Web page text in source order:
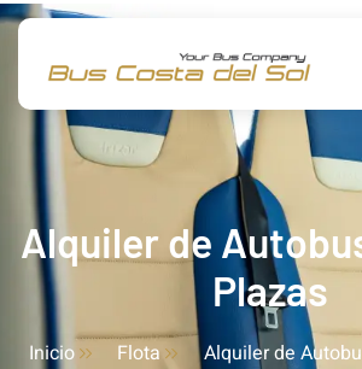
Alquiler de
Plazas
Inicio Flota Alquiler de